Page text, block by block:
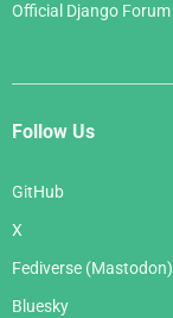
Official Django Forum
Follow Us
GitHub
X
Fediverse (Mastodon)
Bluesky